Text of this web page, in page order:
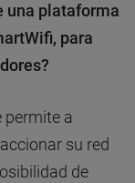
una plataforma
para
permite a
su red
de